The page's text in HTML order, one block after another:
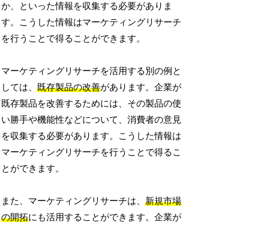
か、といった情報を収集する必要がありま
す。こうした情報はマーケティングリサーチ
を行うことで得ることができます。
マーケティングリサーチを活用する別の例と
しては、既存製品の改善があります。企業が
既存製品を改善するためには、その製品の使
い勝手や機能性などについて、消費者の意見
を収集する必要があります。こうした情報は
マーケティングリサーチを行うことで得るこ
とができます。
また、マーケティングリサーチは、新規市場
の開拓にも活用することができます。企業が